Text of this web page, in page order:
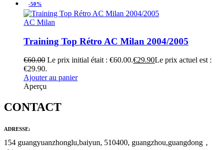
-50%
AC Milan
Training Top Rétro AC Milan 2004/2005
€60.00 Le prix initial était : €60.00.€29.90Le prix actuel est :
€29.90.
Ajouter au panier
Aperçu
CONTACT
ADRESSE:
154 guangyuanzhonglu,baiyun, 510400, guangzhou,guangdong，